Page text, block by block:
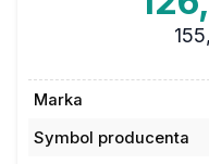
Marka
Symbol producenta